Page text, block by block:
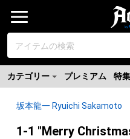
カテゴリー プレミアム 特
坂本龍一 Ryuichi Sakamoto
1-1 "Merry